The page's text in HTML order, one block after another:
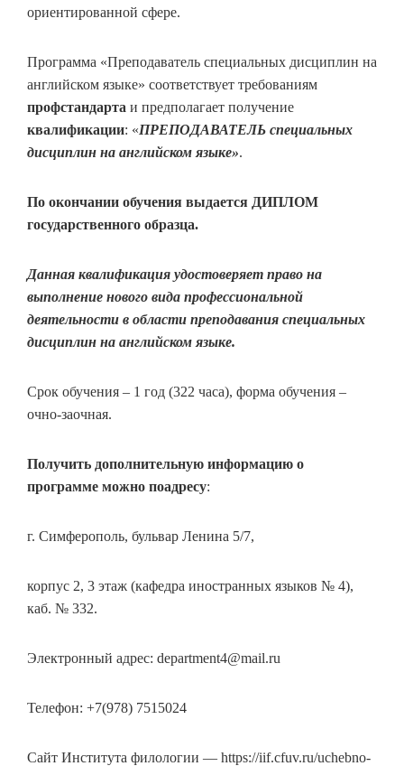
ориентированной сфере.
Программа «Преподаватель специальных дисциплин на
английском языке» соответствует требованиям
профстандарта и предполагает получение
квалификации: «ПРЕПОДАВАТЕЛЬ специальных
дисциплин на английском языке».
По окончании обучения выдается ДИПЛОМ
государственного образца.
Данная квалификация удостоверяет право на
выполнение нового вида профессиональной
деятельности в области преподавания специальных
дисциплин на английском языке.
Срок обучения – 1 год (322 часа), форма обучения –
очно-заочная.
Получить дополнительную информацию о
программе можно поадресу:
г. Симферополь, бульвар Ленина 5/7,
корпус 2, 3 этаж (кафедра иностранных языков № 4),
каб. № 332.
Электронный адрес: department4@mail.ru
Телефон: +7(978) 7515024
Сайт Института филологии — https://iif.cfuv.ru/uchebno-